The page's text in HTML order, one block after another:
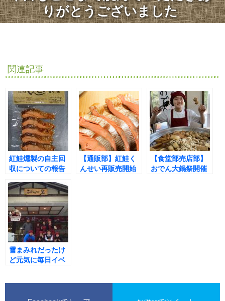
りがとうございました
関連記事
紅鮭燻製の自主回
収についての報告
【通販部】紅鮭く
んせい再販売開始
【食堂部売店部】
おでん大鍋祭開催
雪まみれだったけ
ど元気に毎日イベ